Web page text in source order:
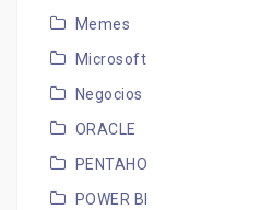
Memes
Microsoft
Negocios
ORACLE
PENTAHO
POWER BI